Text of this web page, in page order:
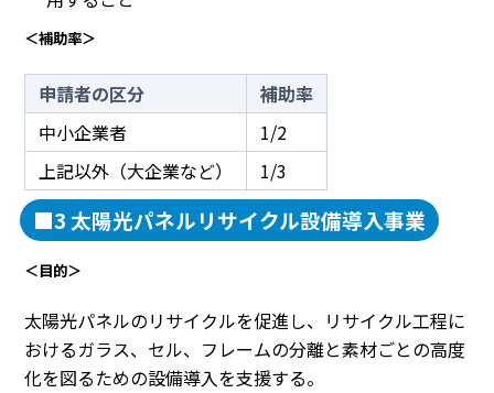
＜補助率＞
申請者の区分
補助率
中小企業者
1/2
上記以外（大企業など）
1/3
■3 太陽光パネルリサイクル設備導入事業
＜目的＞
太陽光パネルのリサイクルを促進し、リサイクル工程に
おけるガラス、セル、フレームの分離と素材ごとの高度
化を図るための設備導入を支援する。